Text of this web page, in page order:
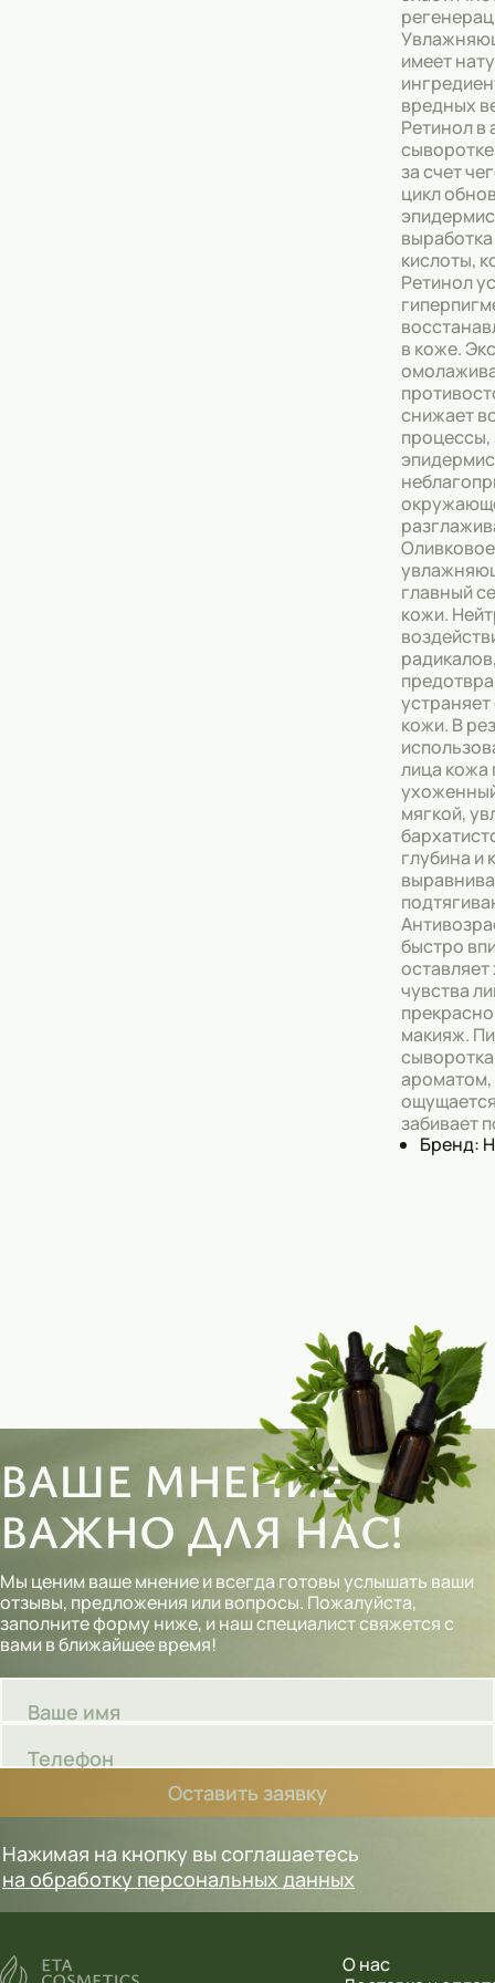
имеет
вредных
Ретинол в
за счет
цикл
кислоты,
Ретинол
в коже.
снижает
главный
кожи.
кожи. В
лица кожа
мягкой,
глубина и
быстро
чувства
макияж.
забивает
Бренд:
ВАШЕ МНЕНИЕ
ВАЖНО ДЛЯ НАС!
Мы ценим ваше мнение и всегда готовы услышать ваши
отзывы, предложения или вопросы. Пожалуйста,
заполните форму ниже, и наш специалист свяжется с
вами в ближайшее время!
Ваше имя
Телефон
Оставить заявку
Нажимая на кнопку вы соглашаетесь
на обработку персональных данных
О нас